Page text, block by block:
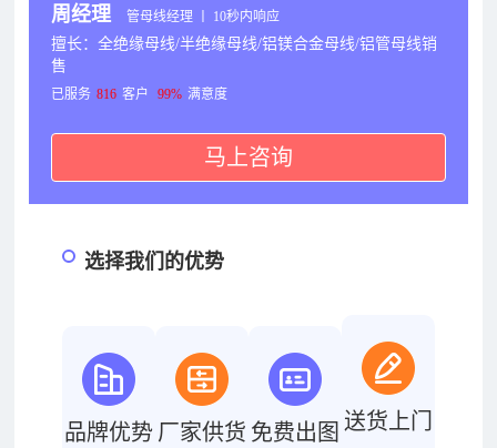
周经理 管母线经理 丨 10秒内响应
擅长：全绝缘母线/半绝缘母线/铝镁合金母线/铝管母线销
售
已服务 816 客户 99% 满意度
马上咨询
选择我们的优势
品牌优势 厂家供货 免费出图 送货上门